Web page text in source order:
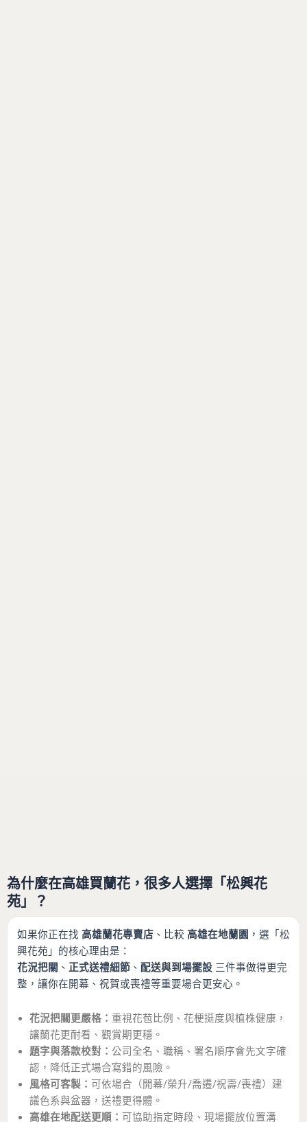
為什麼在高雄買蘭花，很多人選擇「松興花
苑」？
如果你正在找 高雄蘭花專賣店 、比較 高雄在地蘭園 ，選「松
興花苑」的核心理由是：
花況把關 、 正式送禮細節 、 配送與到場擺設 三件事做得更完
整，讓你在開幕、祝賀或喪禮等重要場合更安心。
花況把關更嚴格： 重視花苞比例、花梗挺度與植株健康，
讓蘭花更耐看、觀賞期更穩。
題字與落款校對： 公司全名、職稱、署名順序會先文字確
認，降低正式場合寫錯的風險。
風格可客製： 可依場合（開幕/榮升/喬遷/祝壽/喪禮）建
議色系與盆器，送禮更得體。
高雄在地配送更順： 可協助指定時段、現場擺放位置溝